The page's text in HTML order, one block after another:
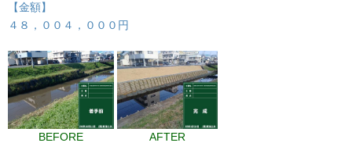
【金額】
４８，００４，０００円
BEFORE AFTER